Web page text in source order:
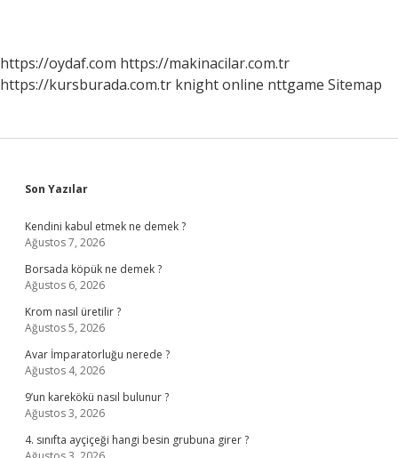
https://oydaf.com https://makinacilar.com.tr
https://kursburada.com.tr knight online nttgame Sitemap
Sidebar
Son Yazılar
Kendini kabul etmek ne demek ?
Ağustos 7, 2026
Borsada köpük ne demek ?
Ağustos 6, 2026
Krom nasıl üretilir ?
Ağustos 5, 2026
Avar İmparatorluğu nerede ?
Ağustos 4, 2026
9’un karekökü nasıl bulunur ?
Ağustos 3, 2026
4. sınıfta ayçiçeği hangi besin grubuna girer ?